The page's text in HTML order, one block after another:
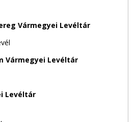
Vármegyei Levéltár
Vármegyei Levéltár
Levéltár